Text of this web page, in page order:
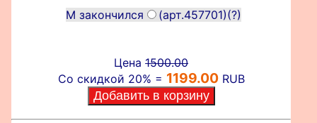
M закончился
(арт.457701)(?)
Цена1500.00
Со скидкой 20% = 1199.00 RUB